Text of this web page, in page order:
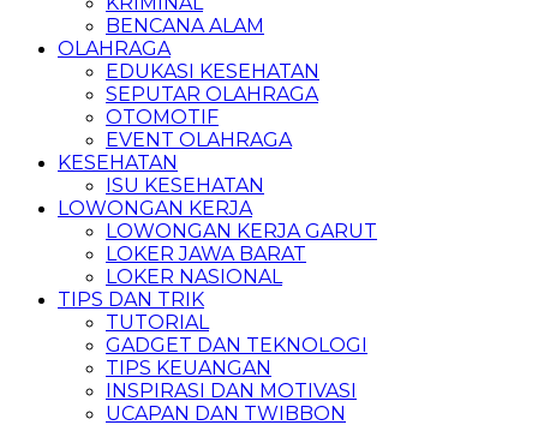
BENCANA ALAM
OLAHRAGA
EDUKASI KESEHATAN
SEPUTAR OLAHRAGA
OTOMOTIF
EVENT OLAHRAGA
KESEHATAN
ISU KESEHATAN
LOWONGAN KERJA
LOWONGAN KERJA GARUT
LOKER JAWA BARAT
LOKER NASIONAL
TIPS DAN TRIK
TUTORIAL
GADGET DAN TEKNOLOGI
TIPS KEUANGAN
INSPIRASI DAN MOTIVASI
UCAPAN DAN TWIBBON